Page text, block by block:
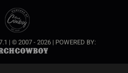
| © 2007 - 2026 | POWERED BY: